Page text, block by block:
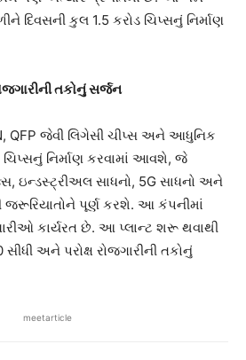
દિવસની કુલ 1.5 કરોડ ચિપ્સનું નિર્માણ
તકોનું સર્જન
QFP જેવી લિગેસી ચીપ્સ અને આધુનિક
નિર્માણ કરવામાં આવશે, જે
ઇન્ડસ્ટ્રીઅલ સાધનો, 5G સાધનો અને
જરૂરિયાતોને પૂર્ણ કરશે. આ કંપનીમાં
કાર્યરત છે. આ પ્લાન્ટ શરૂ થવાથી
અને પરોક્ષ રોજગારીની તકોનું
meetarticle